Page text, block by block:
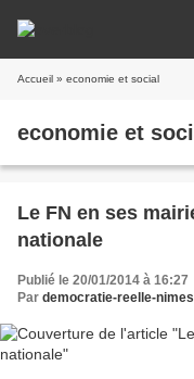
Accueil » economie et social
economie et
Le FN en ses
nationale
Publié le 20/01/2014 à 16:27
Par democratie-reelle-nimes